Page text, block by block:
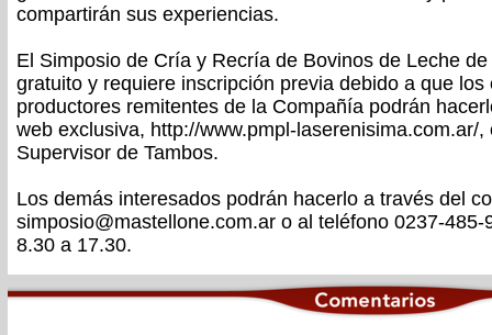
compartirán sus experiencias.
El Simposio de Cría y Recría de Bovinos de Leche
gratuito y requiere inscripción previa debido a que
productores remitentes de la Compañía podrán
web exclusiva, http://www.pmpl-laserenisima.com.ar/
Supervisor de Tambos.
Los demás interesados podrán hacerlo a través del
simposio@mastellone.com.ar o al teléfono 0237-
8.30 a 17.30.